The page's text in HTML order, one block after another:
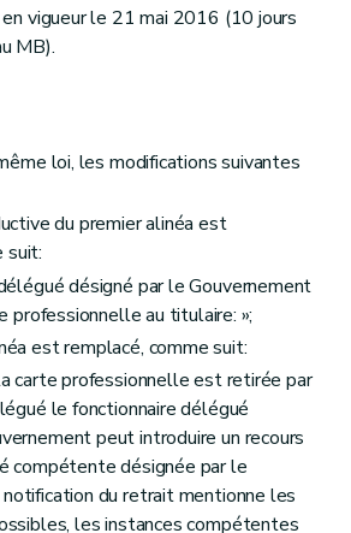
vigueur le 21 mai 2016 (10 jours
MB).
loi, les modifications suivantes
du premier alinéa est
suit:
désigné par le Gouvernement
professionnelle au titulaire: »;
est remplacé, comme suit:
carte professionnelle est retirée par
le fonctionnaire délégué
peut introduire un recours
compétente désignée par le
du retrait mentionne les
les instances compétentes